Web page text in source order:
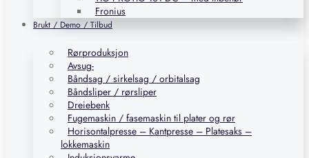
Fronius
Brukt / Demo / Tilbud
Rørproduksjon
Avsug-
Båndsag / sirkelsag / orbitalsag
Båndsliper / rørsliper
Dreiebenk
Fugemaskin / fasemaskin til plater og rør
Horisontalpresse – Kantpresse – Platesaks –
lokkemaskin